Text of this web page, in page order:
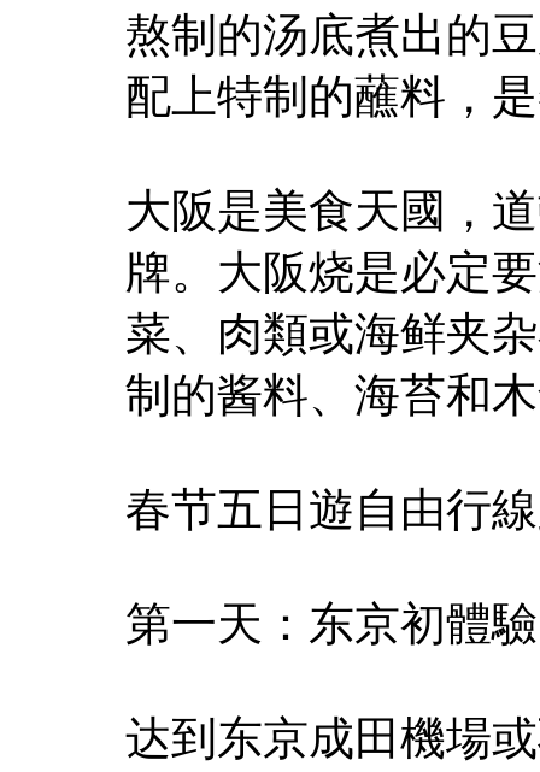
熬制的汤底煮出的
配上特制的蘸料，
大阪是美食天國，
牌。大阪烧是必定
菜、肉類或海鲜夹
制的酱料、海苔和
春节五日遊自由行
第一天：东京初體驗
达到东京成田機場